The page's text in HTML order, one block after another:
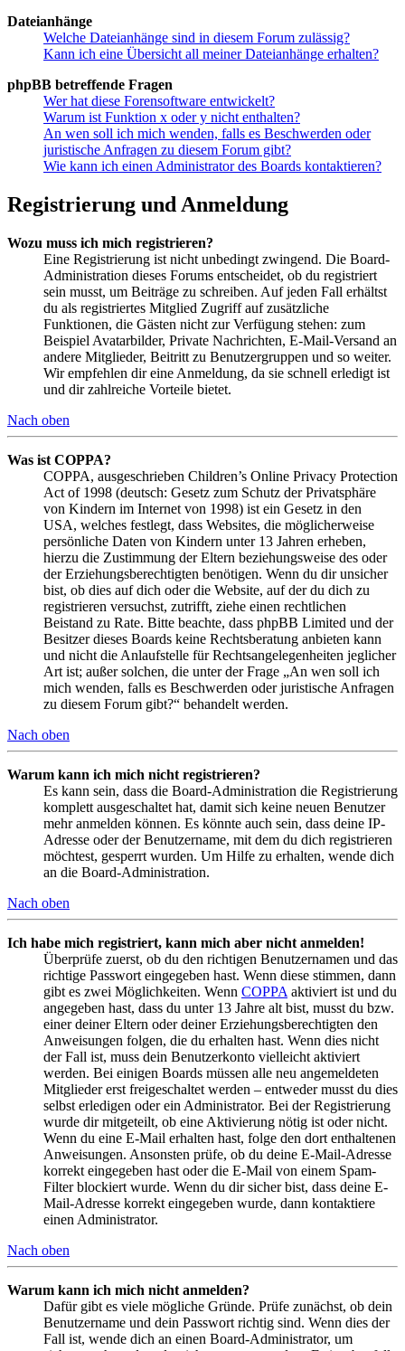
Dateianhänge
Welche Dateianhänge sind in diesem Forum zulässig?
Kann ich eine Übersicht all meiner Dateianhänge erhalten?
phpBB betreffende Fragen
Wer hat diese Forensoftware entwickelt?
Warum ist Funktion x oder y nicht enthalten?
An wen soll ich mich wenden, falls es Beschwerden oder
juristische Anfragen zu diesem Forum gibt?
Wie kann ich einen Administrator des Boards kontaktieren?
Registrierung und Anmeldung
Wozu muss ich mich registrieren?
Eine Registrierung ist nicht unbedingt zwingend. Die Board-
Administration dieses Forums entscheidet, ob du registriert
sein musst, um Beiträge zu schreiben. Auf jeden Fall erhältst
du als registriertes Mitglied Zugriff auf zusätzliche
Funktionen, die Gästen nicht zur Verfügung stehen: zum
Beispiel Avatarbilder, Private Nachrichten, E-Mail-Versand an
andere Mitglieder, Beitritt zu Benutzergruppen und so weiter.
Wir empfehlen dir eine Anmeldung, da sie schnell erledigt ist
und dir zahlreiche Vorteile bietet.
Nach oben
Was ist COPPA?
COPPA, ausgeschrieben Children’s Online Privacy Protection
Act of 1998 (deutsch: Gesetz zum Schutz der Privatsphäre
von Kindern im Internet von 1998) ist ein Gesetz in den
USA, welches festlegt, dass Websites, die möglicherweise
persönliche Daten von Kindern unter 13 Jahren erheben,
hierzu die Zustimmung der Eltern beziehungsweise des oder
der Erziehungsberechtigten benötigen. Wenn du dir unsicher
bist, ob dies auf dich oder die Website, auf der du dich zu
registrieren versuchst, zutrifft, ziehe einen rechtlichen
Beistand zu Rate. Bitte beachte, dass phpBB Limited und der
Besitzer dieses Boards keine Rechtsberatung anbieten kann
und nicht die Anlaufstelle für Rechtsangelegenheiten jeglicher
Art ist; außer solchen, die unter der Frage „An wen soll ich
mich wenden, falls es Beschwerden oder juristische Anfragen
zu diesem Forum gibt?“ behandelt werden.
Nach oben
Warum kann ich mich nicht registrieren?
Es kann sein, dass die Board-Administration die Registrierung
komplett ausgeschaltet hat, damit sich keine neuen Benutzer
mehr anmelden können. Es könnte auch sein, dass deine IP-
Adresse oder der Benutzername, mit dem du dich registrieren
möchtest, gesperrt wurden. Um Hilfe zu erhalten, wende dich
an die Board-Administration.
Nach oben
Ich habe mich registriert, kann mich aber nicht anmelden!
Überprüfe zuerst, ob du den richtigen Benutzernamen und das
richtige Passwort eingegeben hast. Wenn diese stimmen, dann
gibt es zwei Möglichkeiten. Wenn COPPA aktiviert ist und du
angegeben hast, dass du unter 13 Jahre alt bist, musst du bzw.
einer deiner Eltern oder deiner Erziehungsberechtigten den
Anweisungen folgen, die du erhalten hast. Wenn dies nicht
der Fall ist, muss dein Benutzerkonto vielleicht aktiviert
werden. Bei einigen Boards müssen alle neu angemeldeten
Mitglieder erst freigeschaltet werden – entweder musst du dies
selbst erledigen oder ein Administrator. Bei der Registrierung
wurde dir mitgeteilt, ob eine Aktivierung nötig ist oder nicht.
Wenn du eine E-Mail erhalten hast, folge den dort enthaltenen
Anweisungen. Ansonsten prüfe, ob du deine E-Mail-Adresse
korrekt eingegeben hast oder die E-Mail von einem Spam-
Filter blockiert wurde. Wenn du dir sicher bist, dass deine E-
Mail-Adresse korrekt eingegeben wurde, dann kontaktiere
einen Administrator.
Nach oben
Warum kann ich mich nicht anmelden?
Dafür gibt es viele mögliche Gründe. Prüfe zunächst, ob dein
Benutzername und dein Passwort richtig sind. Wenn dies der
Fall ist, wende dich an einen Board-Administrator, um